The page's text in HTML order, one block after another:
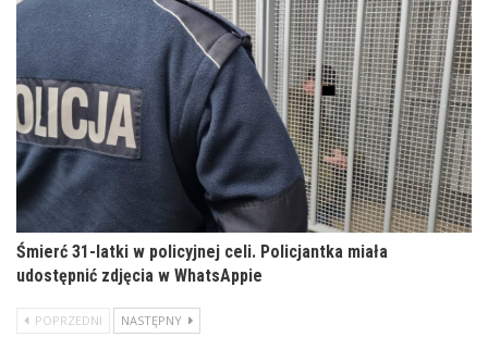
Śmierć 31-latki w policyjnej celi. Policjantka miała
udostępnić zdjęcia w WhatsAppie
POPRZEDNI NASTĘPNY